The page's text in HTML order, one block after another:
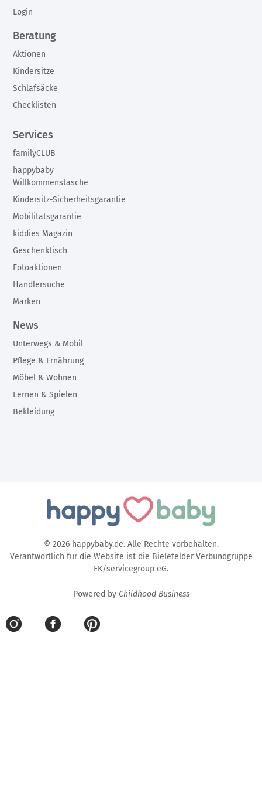
Beratung
Aktionen
Kindersitze
Schlafsäcke
Checklisten
Services
familyCLUB
happybaby
Willkommenstasche
Kindersitz-Sicherheitsgarantie
Mobilitätsgarantie
kiddies Magazin
Geschenktisch
Fotoaktionen
Händlersuche
Marken
News
Unterwegs & Mobil
Pflege & Ernährung
Möbel & Wohnen
Lernen & Spielen
Bekleidung
Login
© 2026 happybaby.de. Alle Rechte vorbehalten.
Verantwortlich für die Website ist die Bielefelder Verbundgruppe
EK/servicegroup eG.
Powered by Childhood Business